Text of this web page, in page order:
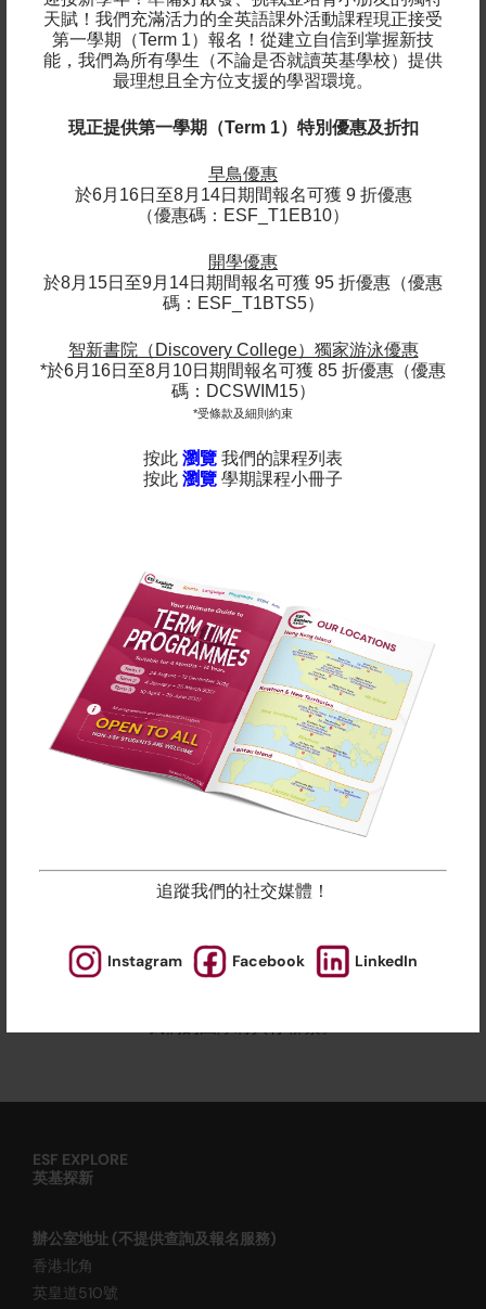
天賦！我們充滿活力的全英語課外活動課程現正接受
第一學期（Term 1）報名！ 從建立自信到掌握新技
能，我們為所有學生（不論是否就讀英基學校）提供
最理想且全方位支援的學習環境。
現正提供第一學期（Term 1）特別優惠及折扣
早鳥優惠
於6月16日至8月14日期間報名可獲 9 折優惠
（優惠碼：ESF_T1EB10）
開學優惠
於8月15日至9月14日期間報名可獲 95 折優惠（優惠
碼：ESF_T1BTS5）
智新書院（Discovery College）獨家游泳優惠
*於6月16日至8月10日期間報名可獲 85 折優惠（優惠
碼：DCSWIM15）
*受條款及細則約束
按此 瀏覽 我們的課程列表
按此 瀏覽 學期課程小冊子
追蹤我們的社交媒體！
Instagram Facebook LinkedIn
12 - 14
$3900
課程針對12至14歲的中學生設計，旨在透過
象，讓他們認識法語與法語文化。在這個沉
浸式課程中，學生將學習核心詞彙與短語，
於生動互動的環境中提升溝通能力。
多個上課地點
12 - 14
$3512 /
$4390
本課程僅適合只有非常基礎英語程度者的初
學者。如果你的子女已掌握英語基礎並尋求
更進階的課程，請報讀其他英基探新的英語
課程。 此課程為基本文法規則的理解和應用
打下紮實的基礎。學生將透過一系列寫作和
口語活動來學習句子結構和文法，以提升英
語溝通能力。課程亦涵蓋正式和非正式場合
中不同生活場景的日常英語。其中包括海外
旅行必備英語和基本電子郵件英語。
查詢
發送電子郵件至 info@esfexplore.org.hk或致電我們的
ESF EXPLORE
英基探新
辦公室地址 (不提供查詢及報名服務)
香港北角
英皇道510號